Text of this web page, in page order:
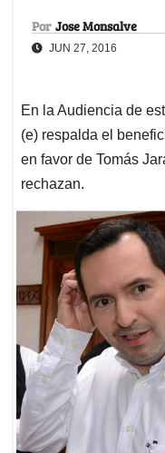
Por Jose Monsalve
JUN 27, 2016
En la Audiencia de
(e) respalda el
en favor de Tomás
rechazan.